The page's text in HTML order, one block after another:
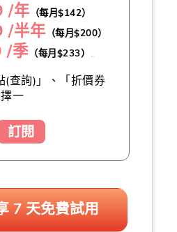
/年（每月$142）
/半年（每月$200）
季 （每月$233）
(查詢)」、「折價券
一
訂閱
7 天免費試用